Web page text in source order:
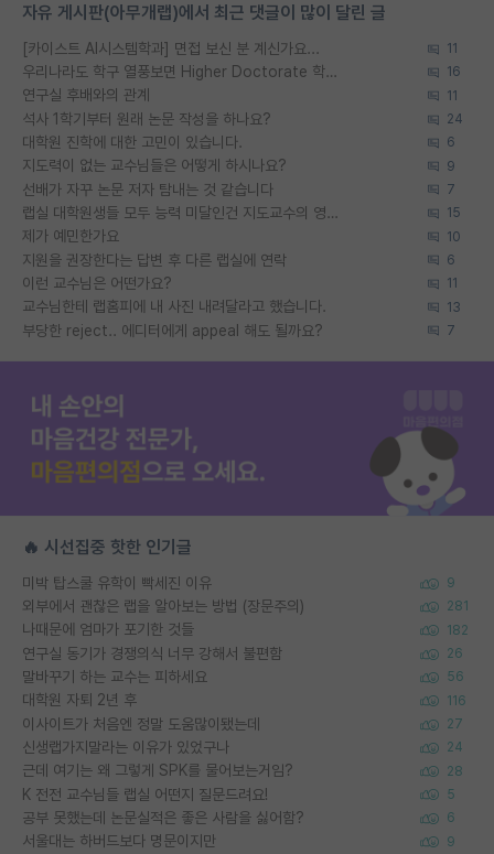
자유 게시판(아무개랩)에서 최근 댓글이 많이 달린 글
[카이스트 AI시스템학과] 면접 보신 분 계신가요... 11
우리나라도 학구 열풍보면 Higher Doctorate 학위가 필요하다고 봅니다. 16
연구실 후배와의 관계 11
석사 1학기부터 원래 논문 작성을 하나요? 24
대학원 진학에 대한 고민이 있습니다. 6
지도력이 없는 교수님들은 어떻게 하시나요? 9
선배가 자꾸 논문 저자 탐내는 것 같습니다 7
랩실 대학원생들 모두 능력 미달인건 지도교수의 영향 아닌가? 15
제가 예민한가요 10
지원을 권장한다는 답변 후 다른 랩실에 연락 6
이런 교수님은 어떤가요? 11
교수님한테 랩홈피에 내 사진 내려달라고 했습니다. 13
부당한 reject.. 에디터에게 appeal 해도 될까요? 7
🔥 시선집중 핫한 인기글
미박 탑스쿨 유학이 빡세진 이유 9
외부에서 괜찮은 랩을 알아보는 방법 (장문주의) 281
나때문에 엄마가 포기한 것들 182
연구실 동기가 경쟁의식 너무 강해서 불편함 26
말바꾸기 하는 교수는 피하세요 56
대학원 자퇴 2년 후 116
이사이트가 처음엔 정말 도움많이됐는데 27
신생랩가지말라는 이유가 있었구나 24
근데 여기는 왜 그렇게 SPK를 물어보는거임? 28
K 전전 교수님들 랩실 어떤지 질문드려요! 5
공부 못했는데 논문실적은 좋은 사람을 싫어함? 6
서울대는 하버드보다 명문이지만 9